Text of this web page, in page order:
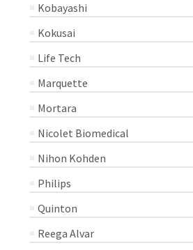
Kobayashi
Kokusai
Life Tech
Marquette
Mortara
Nicolet Biomedical
Nihon Kohden
Philips
Quinton
Reega Alvar